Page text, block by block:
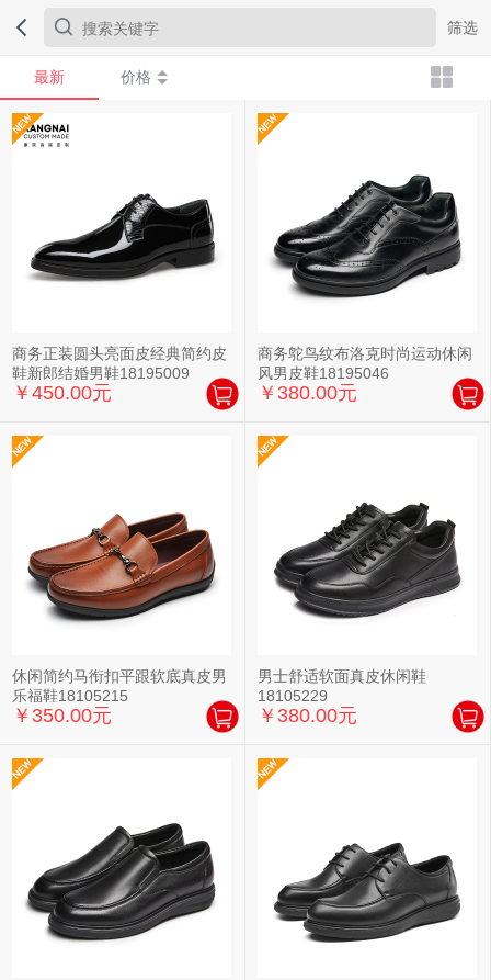
筛选
最新 价格
商务正装圆头亮面皮经典简约皮
鞋新郎结婚男鞋18195009
￥450.00元
商务鸵鸟纹布洛克时尚运动休闲
风男皮鞋18195046
￥380.00元
休闲简约马衔扣平跟软底真皮男
乐福鞋18105215
￥350.00元
男士舒适软面真皮休闲鞋
18105229
￥380.00元